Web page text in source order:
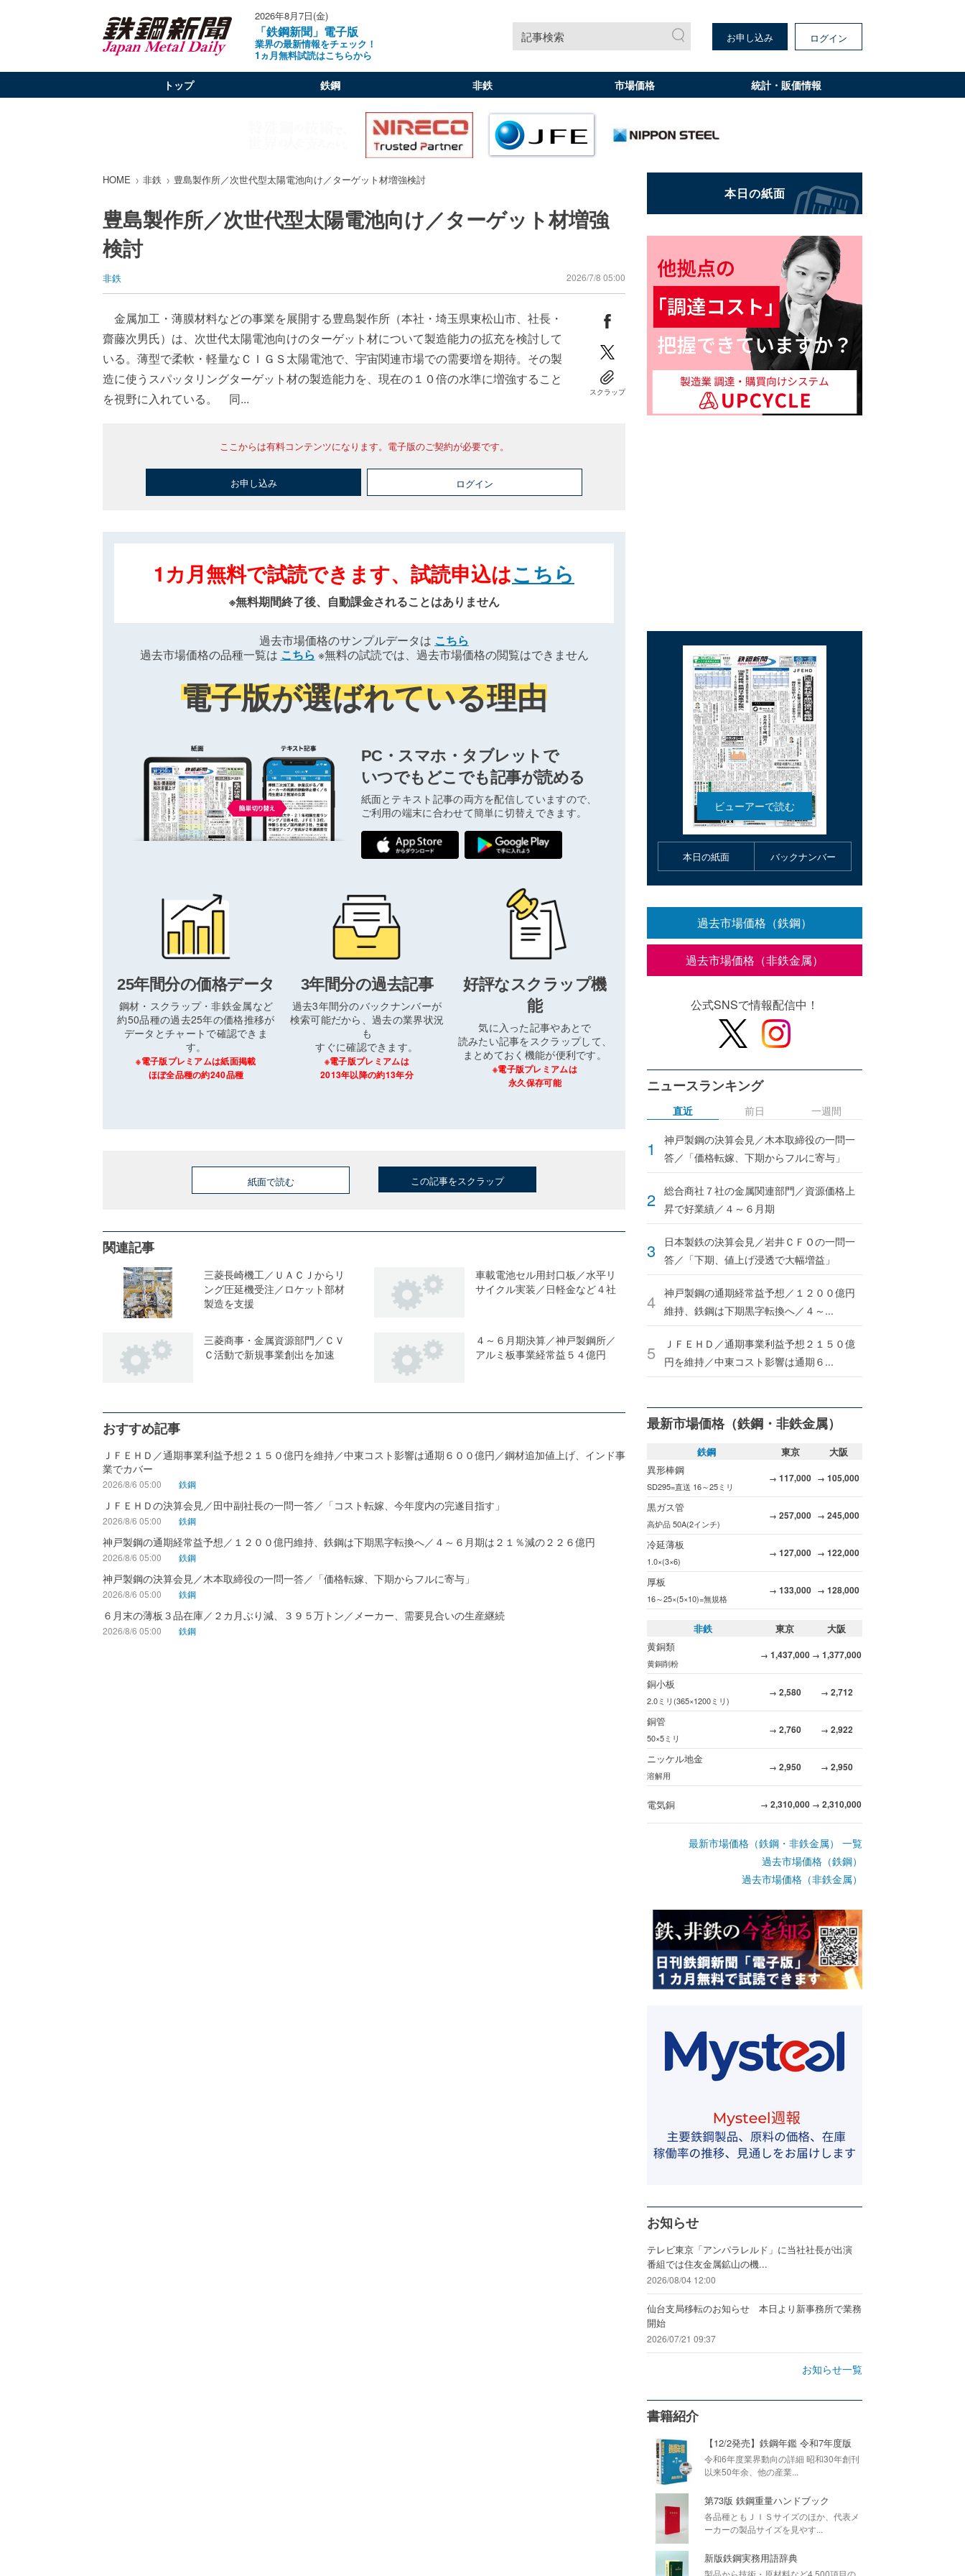
2026年8月7日(金)
「鉄鋼新聞」電子版
業界の最新情報をチェック！
1ヵ月無料試読はこちらから
記事検索 お申し込み ログイン
トップ 鉄鋼 非鉄 市場価格 統計・販価情報
HOME 非鉄 豊島製作所／次世代型太陽電池向け／ターゲット材増強検討
豊島製作所／次世代型太陽電池向け／ターゲット材増強
検討
非鉄 2026/7/8 05:00
金属加工・薄膜材料などの事業を展開する豊島製作所（本社・埼玉県東松山市、社長・
齋藤次男氏）は、次世代太陽電池向けのターゲット材について製造能力の拡充を検討して
いる。薄型で柔軟・軽量なＣＩＧＳ太陽電池で、宇宙関連市場での需要増を期待。その製
造に使うスパッタリングターゲット材の製造能力を、現在の１０倍の水準に増強すること
を視野に入れている。 同...
スクラップ
ここからは有料コンテンツになります。電子版のご契約が必要です。
お申し込み ログイン
1カ月無料で試読できます、試読申込はこちら
※無料期間終了後、自動課金されることはありません
過去市場価格のサンプルデータは こちら
過去市場価格の品種一覧は こちら ※無料の試読では、過去市場価格の閲覧はできません
電子版が選ばれている理由
PC・スマホ・タブレットで
いつでもどこでも記事が読める
紙面とテキスト記事の両方を配信していますので、
ご利用の端末に合わせて簡単に切替えできます。
25年間分の価格データ
鋼材・スクラップ・非鉄金属など
約50品種の過去25年の価格推移が
データとチャートで確認できま
す。
※電子版プレミアムは紙面掲載
ほぼ全品種の約240品種
3年間分の過去記事
過去3年間分のバックナンバーが
検索可能だから、過去の業界状況
も
すぐに確認できます。
※電子版プレミアムは
2013年以降の約13年分
好評なスクラップ機
能
気に入った記事やあとで
読みたい記事をスクラップして、
まとめておく機能が便利です。
※電子版プレミアムは
永久保存可能
紙面で読む この記事をスクラップ
関連記事
三菱長崎機工／ＵＡＣＪからリ
ング圧延機受注／ロケット部材
製造を支援
車載電池セル用封口板／水平リ
サイクル実装／日軽金など４社
三菱商事・金属資源部門／ＣＶ
Ｃ活動で新規事業創出を加速
４～６月期決算／神戸製鋼所／
アルミ板事業経常益５４億円
おすすめ記事
ＪＦＥＨＤ／通期事業利益予想２１５０億円を維持／中東コスト影響は通期６００億円／鋼材追加値上げ、インド事
業でカバー
2026/8/6 05:00 鉄鋼
ＪＦＥＨＤの決算会見／田中副社長の一問一答／「コスト転嫁、今年度内の完遂目指す」
2026/8/6 05:00 鉄鋼
神戸製鋼の通期経常益予想／１２００億円維持、鉄鋼は下期黒字転換へ／４～６月期は２１％減の２２６億円
2026/8/6 05:00 鉄鋼
神戸製鋼の決算会見／木本取締役の一問一答／「価格転嫁、下期からフルに寄与」
2026/8/6 05:00 鉄鋼
６月末の薄板３品在庫／２カ月ぶり減、３９５万トン／メーカー、需要見合いの生産継続
2026/8/6 05:00 鉄鋼
本日の紙面 バックナンバー
過去市場価格（鉄鋼）
過去市場価格（非鉄金属）
公式SNSで情報配信中！
ニュースランキング
直近
神戸製鋼の決算会見／木本取締役の一問一
答／「価格転嫁、下期からフルに寄与」
総合商社７社の金属関連部門／資源価格上
昇で好業績／４～６月期
日本製鉄の決算会見／岩井ＣＦＯの一問一
答／「下期、値上げ浸透で大幅増益」
神戸製鋼の通期経常益予想／１２００億円
維持、鉄鋼は下期黒字転換へ／４～...
ＪＦＥＨＤ／通期事業利益予想２１５０億
円を維持／中東コスト影響は通期６...
前日 一週間
最新市場価格（鉄鋼・非鉄金属）
鉄鋼 東京
大阪
異形棒鋼
SD295=直送 16～25ミリ
→ 117,000 → 105,000
黒ガス管
高炉品 50A(2インチ)
→ 257,000 → 245,000
冷延薄板
1.0×(3×6)
→ 127,000 → 122,000
厚板
16～25×(5×10)=無規格
→ 133,000 → 128,000
非鉄 東京
大阪
黄銅類
黄銅削粉
→ 1,437,000 → 1,377,000
銅小板
2.0ミリ(365×1200ミリ)
→ 2,580 → 2,712
銅管
50×5ミリ
→ 2,760 → 2,922
ニッケル地金
溶解用
→ 2,950 → 2,950
電気銅 → 2,310,000 → 2,310,000
最新市場価格（鉄鋼・非鉄金属） 一覧
過去市場価格（鉄鋼）
過去市場価格（非鉄金属）
お知らせ
テレビ東京「アンパラレルド」に当社社長が出演
番組では住友金属鉱山の機...
2026/08/04 12:00
仙台支局移転のお知らせ 本日より新事務所で業務
開始
2026/07/21 09:37
お知らせ一覧
書籍紹介
【12/2発売】鉄鋼年鑑 令和7年度版
令和6年度業界動向の詳細 昭和30年創刊
以来50年余、他の産業...
第73版 鉄鋼重量ハンドブック
各品種ともＪＩＳサイズのほか、代表メ
ーカーの製品サイズを見やす...
新版鉄鋼実務用語辞典
製品から技術・原材料など4,500項目の